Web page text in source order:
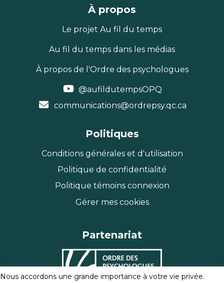
À propos
Le projet Au fil du temps
Au fil du temps dans les médias
À propos de l'Ordre des psychologues
@aufildutempsOPQ
communications@ordrepsy.qc.ca
Politiques
Conditions générales et d'utilisation
Politique de confidentialité
Politique témoins connexion
Gérer mes cookies
Partenariat
Nous accordons une grande importance à votre vie privée.